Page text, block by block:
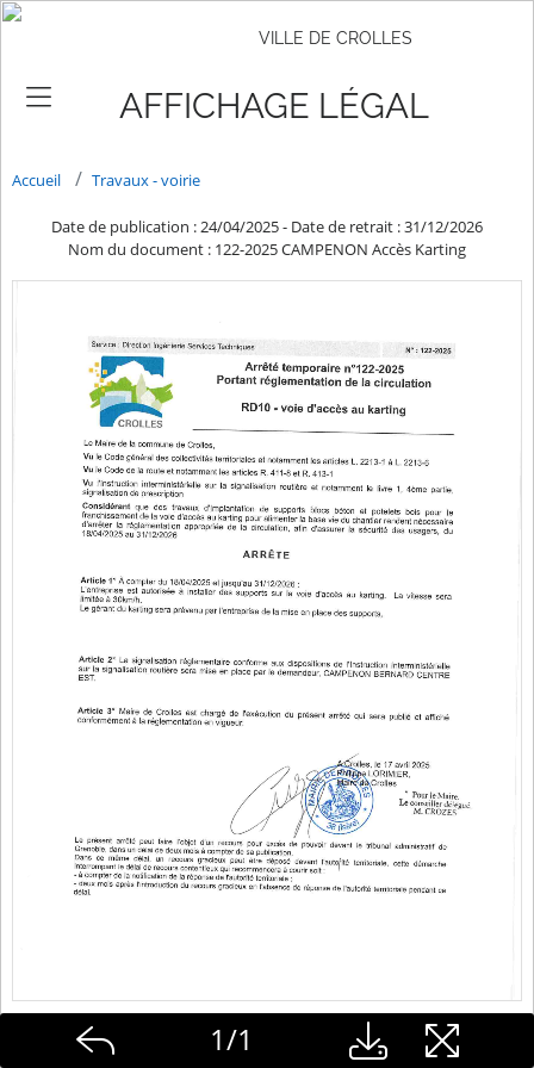
VILLE DE CROLLES
AFFICHAGE LÉGAL
Accueil Travaux - voirie
Date de publication : 24/04/2025- Date de retrait : 31/12/2026
Nom du document : 122-2025 CAMPENON Accès Karting
1/1